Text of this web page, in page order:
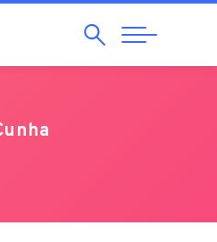
Pesquisar
Abrir
Navegação